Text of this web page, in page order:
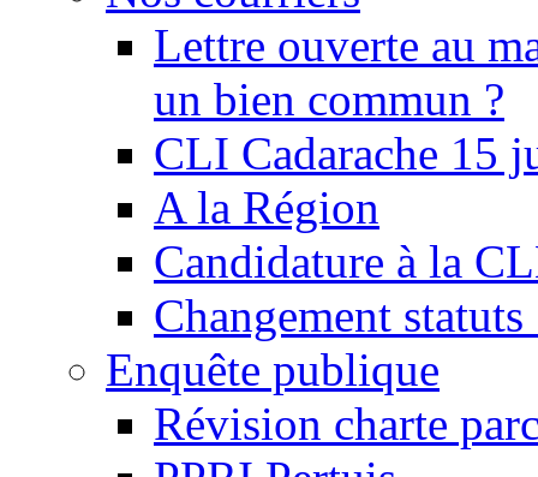
Lettre ouverte au
un bien commun ?
CLI Cadarache 15
A la Région
Candidature à la
Changement
Enquête publique
Révision charte